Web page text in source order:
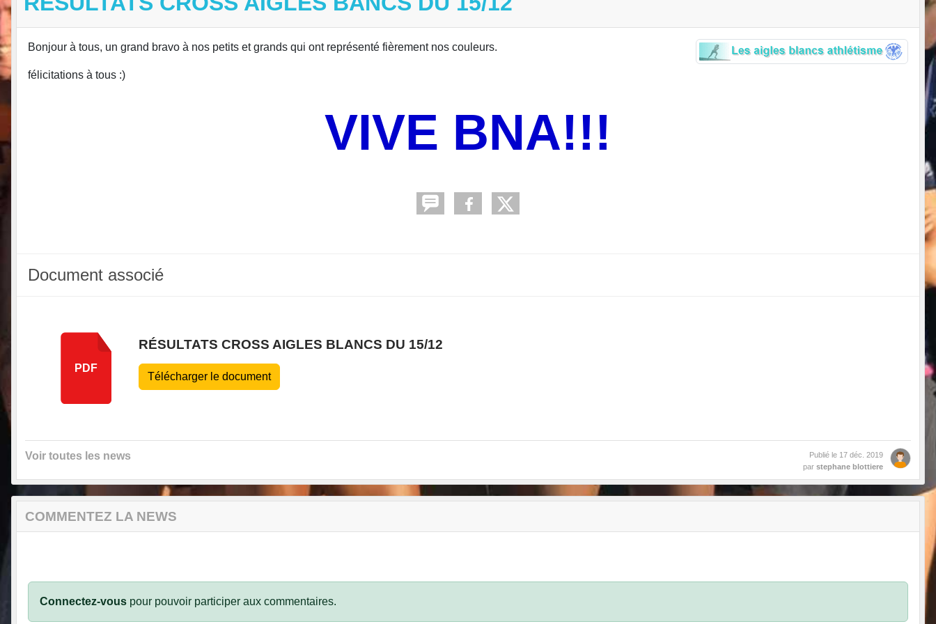
Bonjour à tous, un grand bravo à nos petits et grands qui ont représenté fièrement nos couleurs.
félicitations à tous :)
VIVE BNA!!!
Document associé
PDF
RÉSULTATS CROSS AIGLES BLANCS DU 15/12
Télécharger le document
Voir toutes les news Publié le 17 déc. 2019
par stephane blottiere
COMMENTEZ LA NEWS
Connectez-vous pour pouvoir participer aux commentaires.